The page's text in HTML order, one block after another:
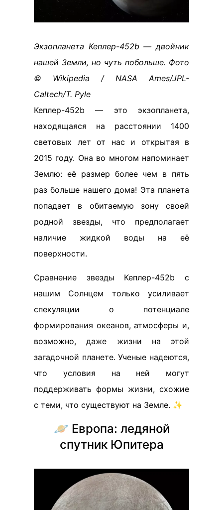
Экзопланета Кеплер-452b — двойник
нашей Земли, но чуть побольше. Фото
© Wikipedia / NASA Ames/JPL-
Caltech/T. Pyle
Кеплер-452b — это экзопланета,
находящаяся на расстоянии 1400
световых лет от нас и открытая в
2015 году. Она во многом напоминает
Землю: её размер более чем в пять
раз больше нашего дома! Эта планета
попадает в обитаемую зону своей
родной звезды, что предполагает
наличие жидкой воды на её
поверхности.
Сравнение звезды Кеплер-452b с
нашим Солнцем только усиливает
спекуляции о потенциале
формирования океанов, атмосферы и,
возможно, даже жизни на этой
загадочной планете. Ученые надеются,
что условия на ней могут
поддерживать формы жизни, схожие
с теми, что существуют на Земле. ✨
🪐 Европа: ледяной
спутник Юпитера